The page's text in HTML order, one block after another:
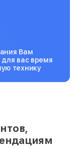
Вам
вас время
технику